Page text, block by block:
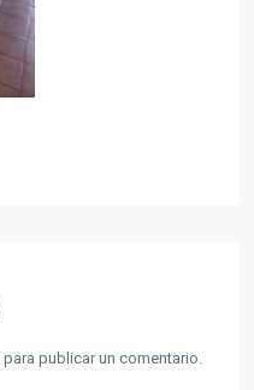
para publicar un comentario.